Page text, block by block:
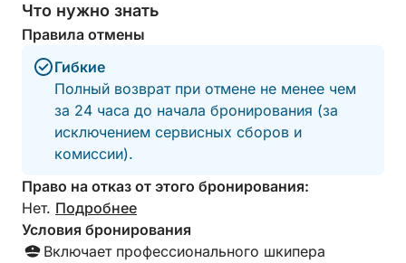
Что нужно знать
Правила отмены
Гибкие
Полный возврат при отмене не менее чем
за 24 часа до начала бронирования (за
исключением сервисных сборов и
комиссии).
Право на отказ от этого бронирования:
Нет. Подробнее
Условия бронирования
Включает профессионального шкипера